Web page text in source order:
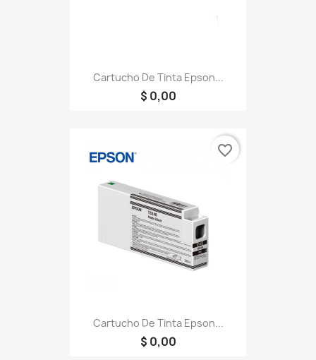
Cartucho De Tinta Epson...
$ 0,00
Cartucho De Tinta Epson...
$ 0,00
favorite_border